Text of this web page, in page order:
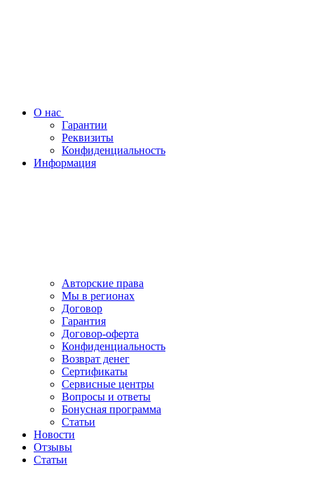
О нас
Гарантии
Реквизиты
Конфиденциальность
Информация
Авторские права
Мы в регионах
Договор
Гарантия
Договор-оферта
Конфиденциальность
Возврат денег
Сертификаты
Сервисные центры
Вопросы и ответы
Бонусная программа
Статьи
Новости
Отзывы
Статьи